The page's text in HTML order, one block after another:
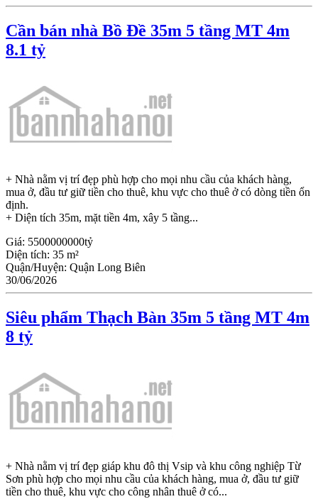
Cần bán nhà Bồ Đề 35m 5 tầng MT 4m
8.1 tỷ
+ Nhà nằm vị trí đẹp phù hợp cho mọi nhu cầu của khách hàng,
mua ở, đầu tư giữ tiền cho thuê, khu vực cho thuê ở có dòng tiền ổn
định.
+ Diện tích 35m, mặt tiền 4m, xây 5 tầng...
Giá: 5500000000tỷ
Diện tích: 35 m²
Quận/Huyện: Quận Long Biên
30/06/2026
Siêu phẩm Thạch Bàn 35m 5 tầng MT 4m
8 tỷ
+ Nhà nằm vị trí đẹp giáp khu đô thị Vsip và khu công nghiệp Từ
Sơn phù hợp cho mọi nhu cầu của khách hàng, mua ở, đầu tư giữ
tiền cho thuê, khu vực cho công nhân thuê ở có...